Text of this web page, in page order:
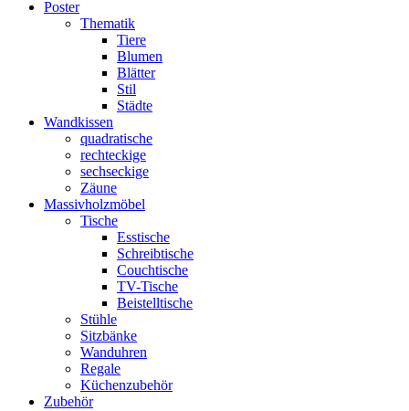
Poster
Thematik
Tiere
Blumen
Blätter
Stil
Städte
Wandkissen
quadratische
rechteckige
sechseckige
Zäune
Massivholzmöbel
Tische
Esstische
Schreibtische
Couchtische
TV-Tische
Beistelltische
Stühle
Sitzbänke
Wanduhren
Regale
Küchenzubehör
Zubehör